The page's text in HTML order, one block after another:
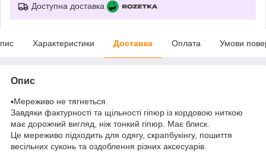
Доступна доставка
Характеристики Доставка Оплата Умови
Опис
▪️Мереживо не тягнеться.
Завдяки фактурності та щільності гіпюр із кордовою ниткою
має дорожчий вигляд, ніж тонкий гіпюр. Має блиск.
Це мереживо підходить для одягу, скрапбукінгу, пошиття
весільних суконь та оздоблення різних аксесуарів.